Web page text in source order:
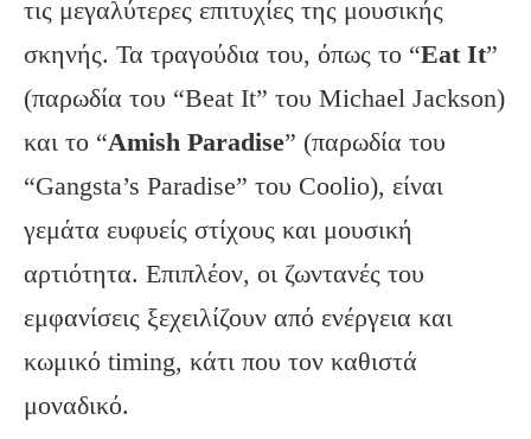
τις μεγαλύτερες επιτυχίες της μουσικής
σκηνής. Τα τραγούδια του, όπως το “EatIt”
(παρωδία του “Beat It” του Michael Jackson)
και το “Amish Paradise” (παρωδία του
“Gangsta’s Paradise” του Coolio), είναι
γεμάτα ευφυείς στίχους και μουσική
αρτιότητα. Επιπλέον, οι ζωντανές του
εμφανίσεις ξεχειλίζουν από ενέργεια και
κωμικό timing, κάτι που τον καθιστά
μοναδικό.